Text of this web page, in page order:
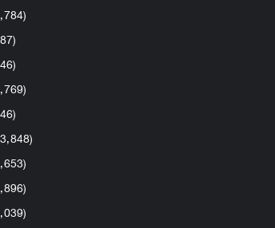
(1٬784)
(587)
(146)
(1٬769)
(246)
(13٬848)
(6٬653)
(1٬896)
(3٬039)